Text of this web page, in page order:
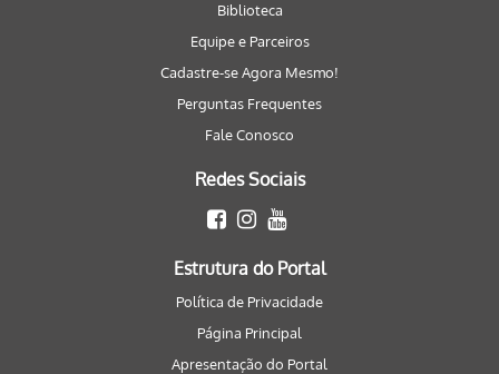
Biblioteca
Equipe e Parceiros
Cadastre-se Agora Mesmo!
Perguntas Frequentes
Fale Conosco
Redes Sociais
Estrutura do Portal
Política de Privacidade
Página Principal
Apresentação do Portal